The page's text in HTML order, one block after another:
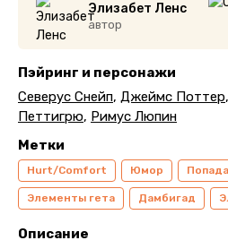
Элизабет Ленс
автор
Пэйринг и персонажи
Северус Снейп, Джеймс Поттер,
Петтигрю, Римус Люпин
Метки
Hurt/Comfort Юмор
Элементы гета Дамбигад
Описание